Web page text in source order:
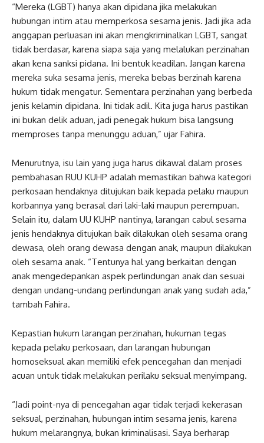
“Mereka (LGBT) hanya akan dipidana jika melakukan
hubungan intim atau memperkosa sesama jenis. Jadi jika ada
anggapan perluasan ini akan mengkriminalkan LGBT, sangat
tidak berdasar, karena siapa saja yang melalukan perzinahan
akan kena sanksi pidana. Ini bentuk keadilan. Jangan karena
mereka suka sesama jenis, mereka bebas berzinah karena
hukum tidak mengatur. Sementara perzinahan yang berbeda
jenis kelamin dipidana. Ini tidak adil. Kita juga harus pastikan
ini bukan delik aduan, jadi penegak hukum bisa langsung
memproses tanpa menunggu aduan,” ujar Fahira.
Menurutnya, isu lain yang juga harus dikawal dalam proses
pembahasan RUU KUHP adalah memastikan bahwa kategori
perkosaan hendaknya ditujukan baik kepada pelaku maupun
korbannya yang berasal dari laki-laki maupun perempuan.
Selain itu, dalam UU KUHP nantinya, larangan cabul sesama
jenis hendaknya ditujukan baik dilakukan oleh sesama orang
dewasa, oleh orang dewasa dengan anak, maupun dilakukan
oleh sesama anak. “Tentunya hal yang berkaitan dengan
anak mengedepankan aspek perlindungan anak dan sesuai
dengan undang-undang perlindungan anak yang sudah ada,”
tambah Fahira.
Kepastian hukum larangan perzinahan, hukuman tegas
kepada pelaku perkosaan, dan larangan hubungan
homoseksual akan memiliki efek pencegahan dan menjadi
acuan untuk tidak melakukan perilaku seksual menyimpang.
“Jadi point-nya di pencegahan agar tidak terjadi kekerasan
seksual, perzinahan, hubungan intim sesama jenis, karena
hukum melarangnya, bukan kriminalisasi. Saya berharap